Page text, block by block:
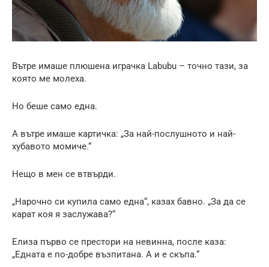
Вътре имаше плюшена играчка Labubu – точно тази, за
която ме молеха.
Но беше само една.
А вътре имаше картичка: „За най-послушното и най-
хубавото момиче.“
Нещо в мен се втвърди.
„Нарочно си купила само една“, казах бавно. „За да се
карат коя я заслужава?“
Елиза първо се престори на невинна, после каза:
„Едната е по-добре възпитана. А и е скъпа.“